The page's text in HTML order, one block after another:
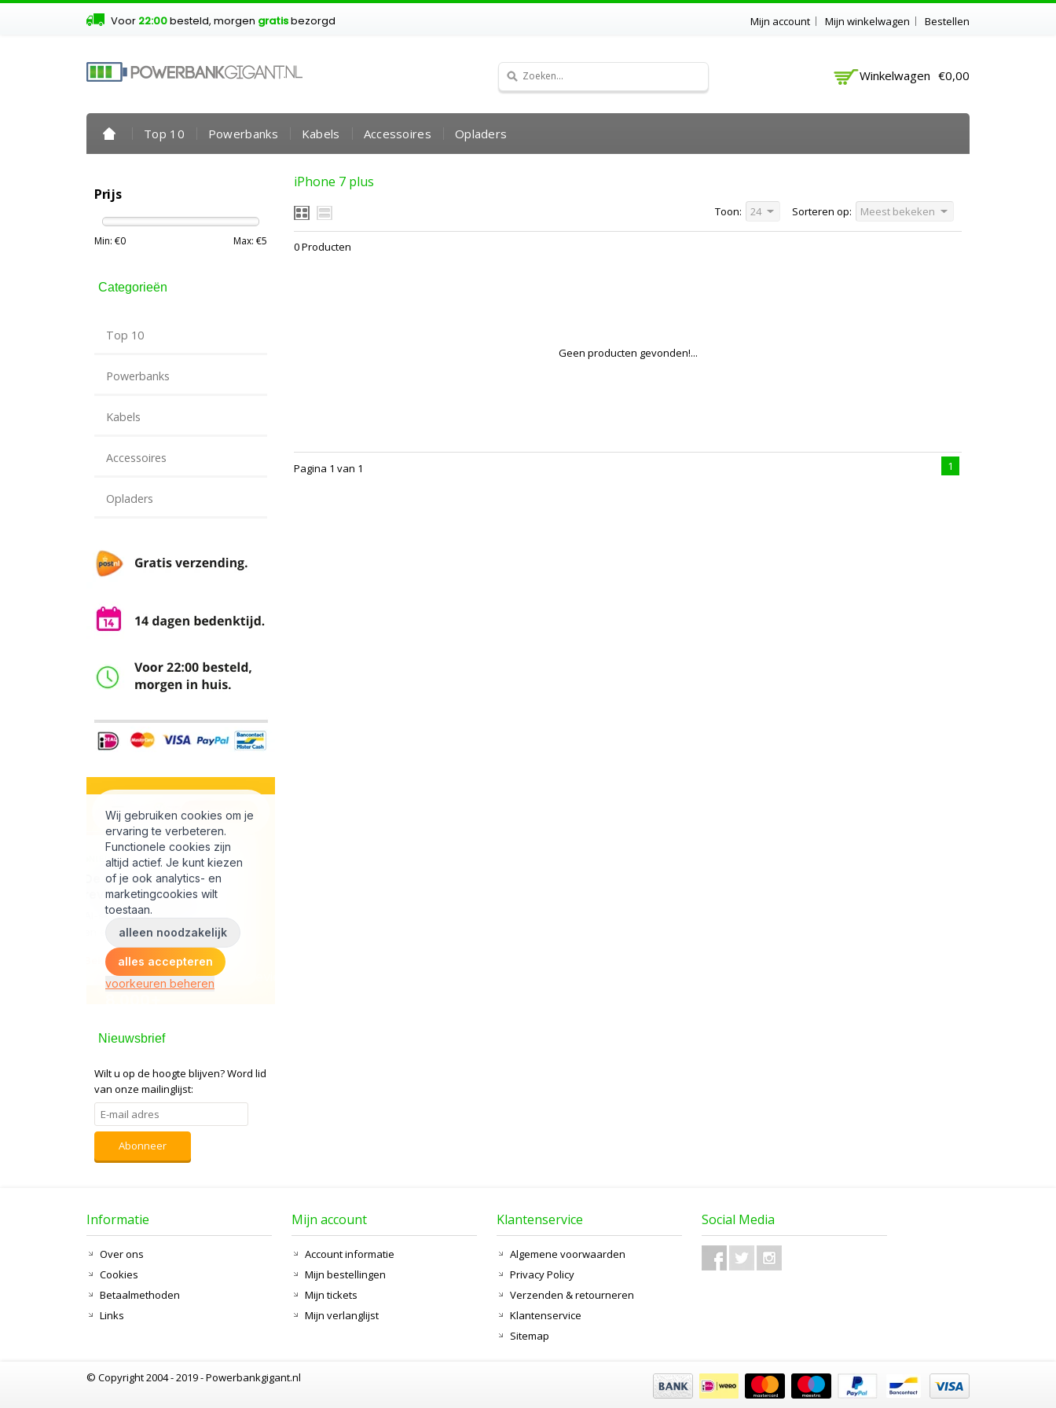
Voor 22:00besteld, morgen gratisbezorgd Mijn account Mijn winkelwagen Bestellen
Winkelwagen €0,00
Top 10 Powerbanks Kabels Accessoires Opladers
iPhone 7 plus
Sorteren op: Meest bekeken
Toon: 24
0 Producten
Geen producten gevonden!...
Pagina 1 van 1 1
Prijs
Min: €0 Max: €5
Categorieën
Top 10
Powerbanks
Kabels
Accessoires
Opladers
Nieuwsbrief
Wilt u op de hoogte blijven?Word lid
van onze mailinglijst:
Abonneer
Informatie
Over ons
Cookies
Betaalmethoden
Links
Mijn account
Account informatie
Mijn bestellingen
Mijn tickets
Mijn verlanglijst
Klantenservice
Algemene voorwaarden
Privacy Policy
Verzenden & retourneren
Klantenservice
Sitemap
Social Media
© Copyright 2004 - 2019 - Powerbankgigant.nl